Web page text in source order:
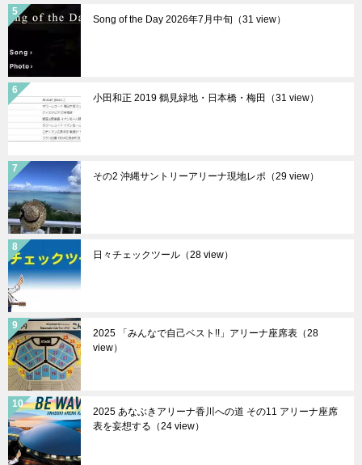
Song of the Day 2026年7月中旬（31 view）
小田和正 2019 鶴見緑地・日本橋・梅田（31 view）
その2 沖縄サントリーアリーナ現地レポ（29 view）
日々チェックツール（28 view）
2025 「みんなで自己ベスト!!」アリーナ座席表（28
view）
2025 あなぶきアリーナ香川への道 その11 アリーナ座席
表を妄想する（24 view）